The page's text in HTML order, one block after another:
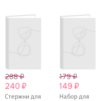
288 ₽
240 ₽
Стержни для
179 ₽
149 ₽
Набор для